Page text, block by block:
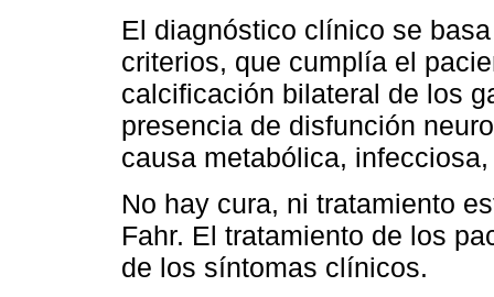
El diagnóstico clínico se
criterios, que cumplía el
calcificación bilateral de los
presencia de disfunción
causa metabólica,
No hay cura, ni tratamiento
Fahr. El tratamiento de los
de los síntomas clínicos.